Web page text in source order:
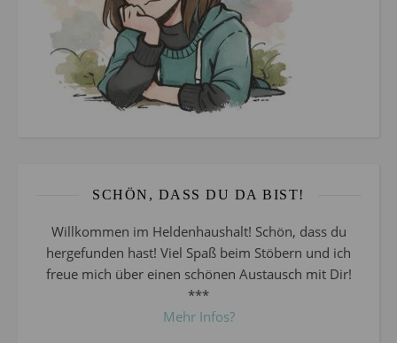
SCHÖN, DASS DU DA BIST!
Willkommen im Heldenhaushalt! Schön, dass du
hergefunden hast! Viel Spaß beim Stöbern und ich
freue mich über einen schönen Austausch mit Dir!
***
Mehr Infos?